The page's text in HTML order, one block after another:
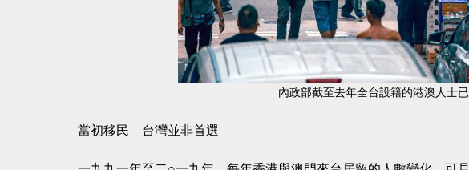
內政部截至去年全台設籍的港澳人士已
當初移民 台灣並非首選